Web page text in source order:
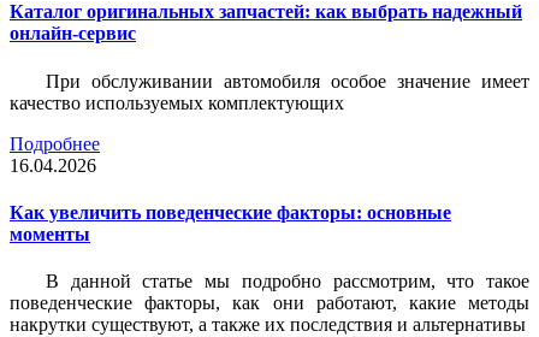
Каталог оригинальных запчастей: как выбрать надежный
онлайн-сервис
При обслуживании автомобиля особое значение имеет
качество используемых комплектующих
Подробнее
16.04.2026
Как увеличить поведенческие факторы: основные
моменты
В данной статье мы подробно рассмотрим, что такое
поведенческие факторы, как они работают, какие методы
накрутки существуют, а также их последствия и альтернативы